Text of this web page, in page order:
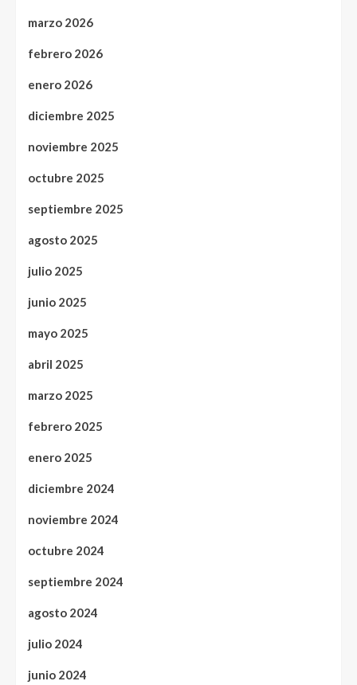
marzo 2026
febrero 2026
enero 2026
diciembre 2025
noviembre 2025
octubre 2025
septiembre 2025
agosto 2025
julio 2025
junio 2025
mayo 2025
abril 2025
marzo 2025
febrero 2025
enero 2025
diciembre 2024
noviembre 2024
octubre 2024
septiembre 2024
agosto 2024
julio 2024
junio 2024